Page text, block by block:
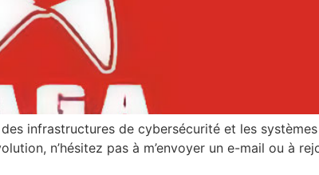
infrastructures de cybersécurité et les
n’hésitez pas à m’envoyer un e-mail ou à